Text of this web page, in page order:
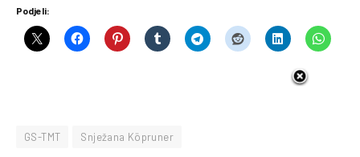
Podjeli:
GS-TMT Snježana Köpruner